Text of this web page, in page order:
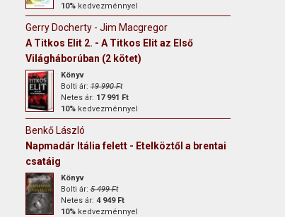
10%kedvezménnyel
Gerry Docherty - Jim Macgregor
A Titkos Elit 2. - A Titkos Elit az Első
Világháborúban (2 kötet)
Könyv
Bolti ár:19 990 Ft
Netes ár: 17 991 Ft
10%kedvezménnyel
Benkő László
Napmadár Itália felett - Etelköztől a brentai
csatáig
Könyv
Bolti ár:5 499 Ft
Netes ár: 4 949 Ft
10%kedvezménnyel